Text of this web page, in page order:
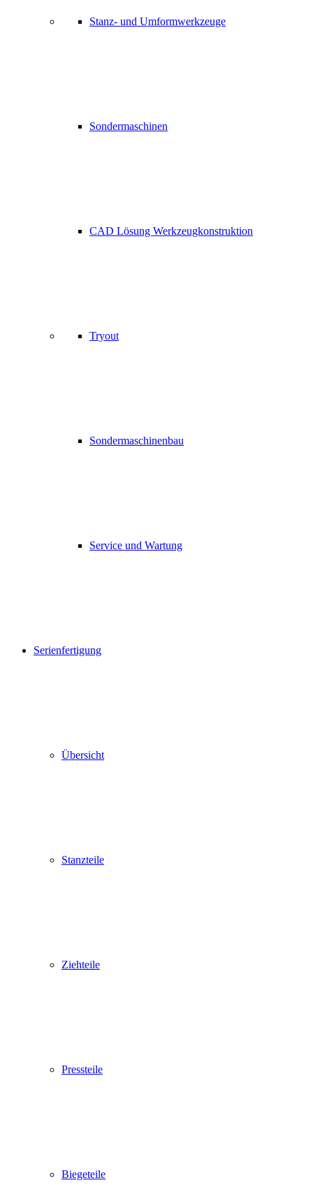
Stanz- und Umformwerkzeuge
Sondermaschinen
CAD Lösung Werkzeugkonstruktion
Tryout
Sondermaschinenbau
Service und Wartung
Serienfertigung
Übersicht
Stanzteile
Ziehteile
Pressteile
Biegeteile